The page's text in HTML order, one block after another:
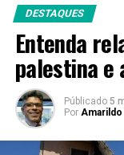
DESTAQUES
Entenda
palestina
Públicado 5
Por Amarildo